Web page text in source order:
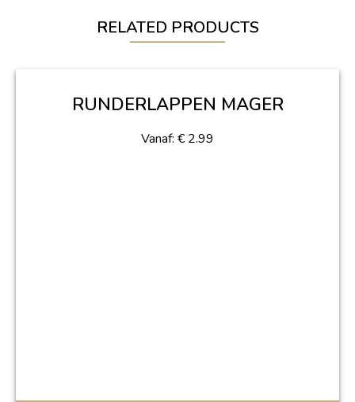
RELATED PRODUCTS
RUNDERLAPPEN MAGER
Vanaf: € 2.99